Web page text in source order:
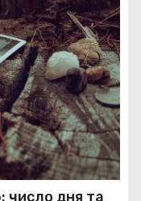
число дня та